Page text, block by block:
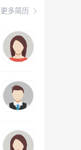
更多简历